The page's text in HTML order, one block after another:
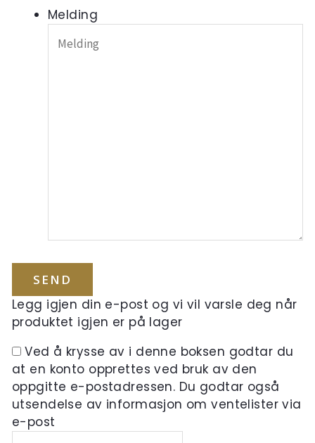
Melding
Legg igjen din e-post og vi vil varsle deg når
produktet igjen er på lager
Ved å krysse av i denne boksen godtar du
at en konto opprettes ved bruk av den
oppgitte e-postadressen. Du godtar også
utsendelse av informasjon om ventelister via
e-post